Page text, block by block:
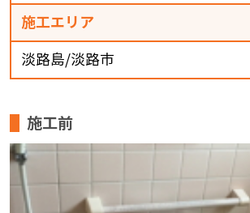
施工エリア
淡路島/淡路市
施工前